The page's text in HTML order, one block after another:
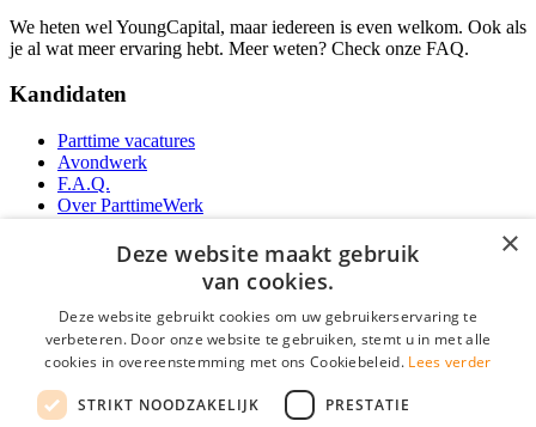
We heten wel YoungCapital, maar iedereen is even welkom. Ook als
je al wat meer ervaring hebt. Meer weten? Check onze FAQ.
Kandidaten
Parttime vacatures
Avondwerk
F.A.Q.
Over ParttimeWerk
YoungCapital Android App
Parttime personeel
Vacature aanmelden
Partners
×
Deze website maakt gebruik
van cookies.
Deze website gebruikt cookies om uw gebruikerservaring te
verbeteren. Door onze website te gebruiken, stemt u in met alle
cookies in overeenstemming met ons Cookiebeleid. Lees verder
STRIKT NOODZAKELIJK PRESTATIE